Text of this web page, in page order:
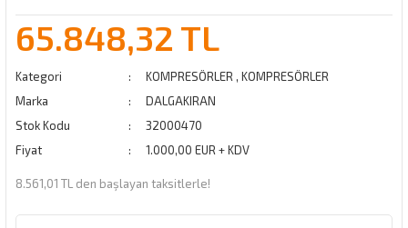
65.848,32 TL
Kategori KOMPRESÖRLER ,KOMPRESÖRLER
Marka
DALGAKIRAN
Stok Kodu
32000470
Fiyat
1.000,00 EUR + KDV
8.561,01 TL den başlayan taksitlerle!